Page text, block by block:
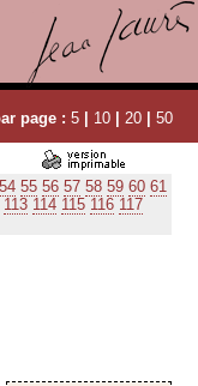
page : 5 | 10 | 20 | 50
54 55 56 57 58 59 60 61
113 114 115 116 117